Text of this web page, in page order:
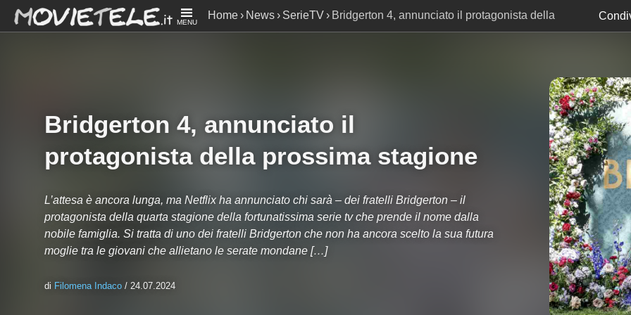
MENU
Home News SerieTV
Bridgerton 4, annunciato il protagonista della
prossima stagione
Bridgerton 4, annunciato il
protagonista della prossima stagione
L’attesa è ancora lunga, ma Netflix ha annunciato chi sarà – dei fratelli Bridgerton – il
protagonista della quarta stagione della fortunatissima serie tv che prende il nome dalla
nobile famiglia. Si tratta di uno dei fratelli Bridgerton che non ha ancora scelto la sua futura
moglie tra le giovani che allietano le serate mondane […]
di Filomena Indaco / 24.07.2024